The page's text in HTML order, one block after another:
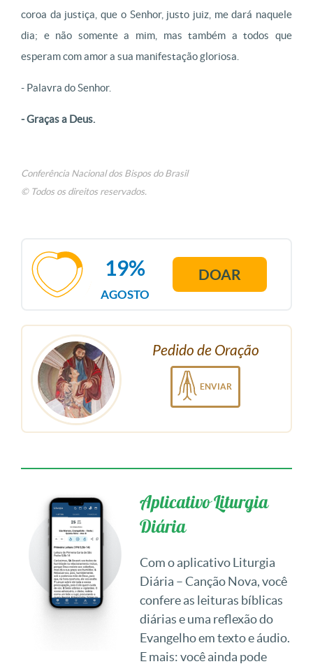
coroa da justiça, que o Senhor, justo juiz, me dará naquele
dia; e não somente a mim, mas também a todos que
esperam com amor a sua manifestação gloriosa.
- Palavra do Senhor.
- Graças a Deus.
Conferência Nacional dos Bispos do Brasil
© Todos os direitos reservados.
AGOSTO
19% DOAR
Pedido de Oração
ENVIAR
Aplicativo Liturgia
Diária
Com o aplicativo Liturgia
Diária – Canção Nova, você
confere as leituras bíblicas
diárias e uma reflexão do
Evangelho em texto e áudio.
E mais: você ainda pode